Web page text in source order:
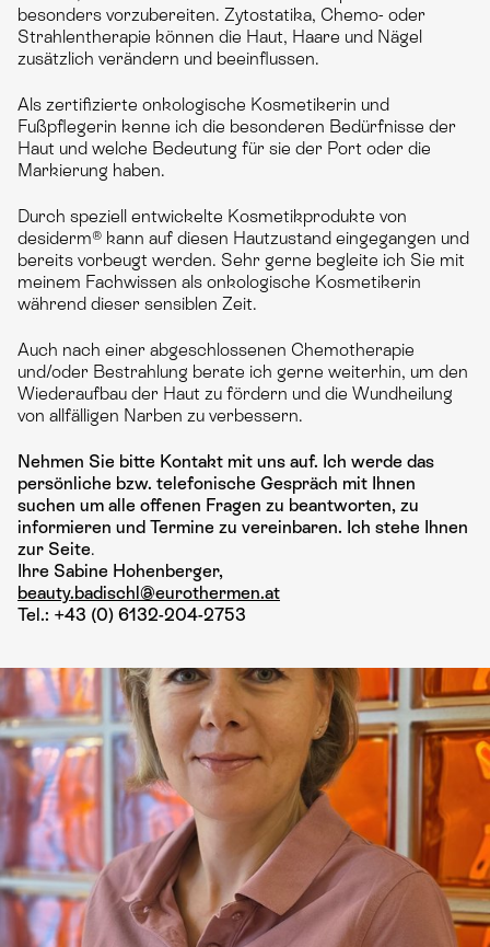
besonders vorzubereiten. Zytostatika, Chemo- oder
Strahlentherapie können die Haut, Haare und Nägel
zusätzlich verändern und beeinflussen.
Als zertifizierte onkologische Kosmetikerin und
Fußpflegerin kenne ich die besonderen Bedürfnisse der
Haut und welche Bedeutung für sie der Port oder die
Markierung haben.
Durch speziell entwickelte Kosmetikprodukte von
desiderm® kann auf diesen Hautzustand eingegangen und
bereits vorbeugt werden. Sehr gerne begleite ich Sie mit
meinem Fachwissen als onkologische Kosmetikerin
während dieser sensiblen Zeit.
Auch nach einer abgeschlossenen Chemotherapie
und/oder Bestrahlung berate ich gerne weiterhin, um den
Wiederaufbau der Haut zu fördern und die Wundheilung
von allfälligen Narben zu verbessern.
Nehmen Sie bitte Kontakt mit uns auf. Ich werde das
persönliche bzw. telefonische Gespräch mit Ihnen
suchen um alle offenen Fragen zu beantworten, zu
informieren und Termine zu vereinbaren. Ich stehe Ihnen
zur Seite.
Ihre Sabine Hohenberger,
beauty.badischl@eurothermen.at
Tel.: +43 (0) 6132-204-2753